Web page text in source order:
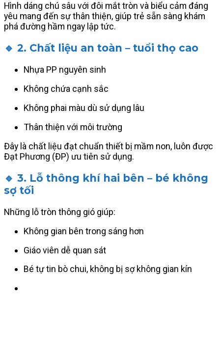
Hình dáng chú sâu với đôi mắt tròn và biểu cảm đáng
yêu mang đến sự thân thiện, giúp trẻ sẵn sàng khám
phá đường hầm ngay lập tức.
🔹 2. Chất liệu an toàn – tuổi thọ cao
Nhựa PP nguyên sinh
Không chứa cạnh sắc
Không phai màu dù sử dụng lâu
Thân thiện với môi trường
Đây là chất liệu đạt chuẩn thiết bị mầm non, luôn được
Đạt Phương (ĐP) ưu tiên sử dụng.
🔹 3. Lỗ thông khí hai bên – bé không
sợ tối
Những lỗ tròn thông gió giúp:
Không gian bên trong sáng hơn
Giáo viên dễ quan sát
Bé tự tin bò chui, không bị sợ không gian kín